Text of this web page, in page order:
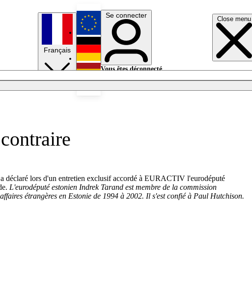
Close menu
Français
English
Deutsch
Se connecter
Vous êtes déconnecté.
déclaré lors d'un entretien exclusif accordé à EURACTIV l'eurodéputé
L'eurodéputé estonien Indrek Tarand est membre de la commission
étrangères en Estonie de 1994 à 2002. Il s'est confié à Paul Hutchison.